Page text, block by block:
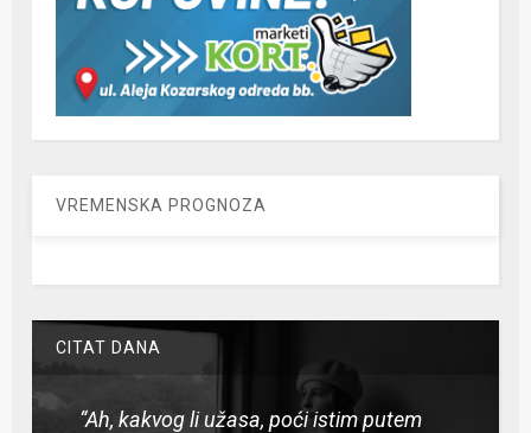
VREMENSKA PROGNOZA
CITAT DANA
“Ah, kakvog li užasa, poći istim putem